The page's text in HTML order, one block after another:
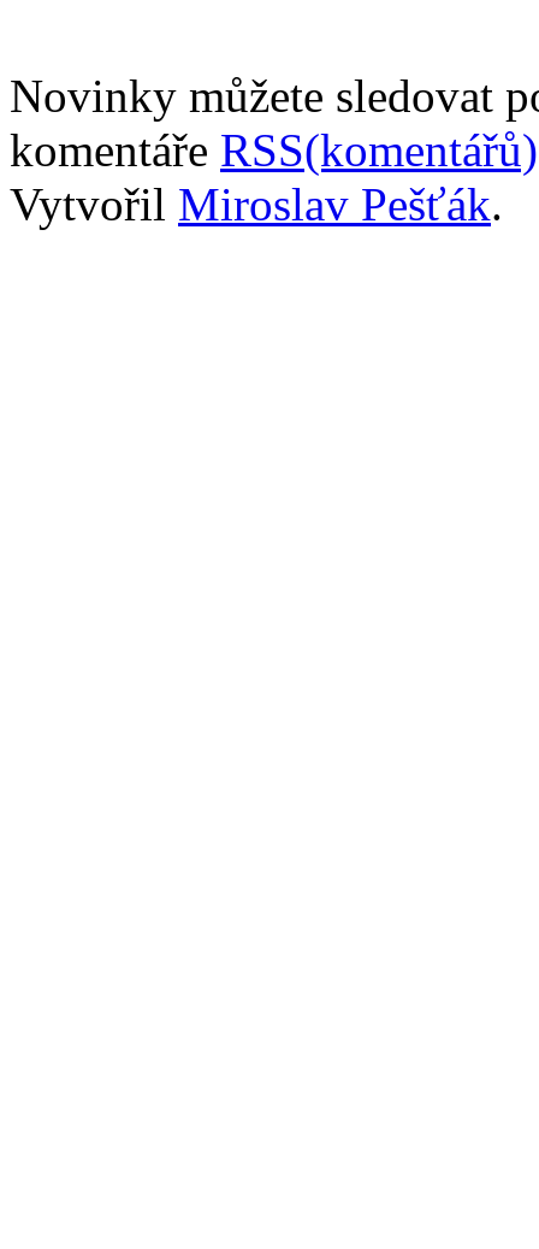
Novinky můžete sledovat
komentáře RSS(komentářů)
Vytvořil Miroslav Pešťák.